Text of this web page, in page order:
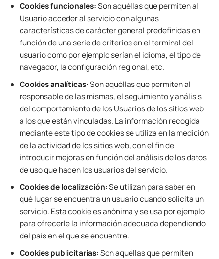
Cookies funcionales:Son aquéllas que permiten al
Usuario acceder al servicio con algunas
características de carácter general predefinidas en
función de una serie de criterios en el terminal del
usuario como por ejemplo serían el idioma, el tipo de
navegador, la configuración regional, etc.
Cookies analíticas:Son aquéllas que permiten al
responsable de las mismas, el seguimiento y análisis
del comportamiento de los Usuarios de los sitios web
a los que están vinculadas. La información recogida
mediante este tipo de cookies se utiliza en la medición
de la actividad de los sitios web, con el fin de
introducir mejoras en función del análisis de los datos
de uso que hacen los usuarios del servicio.
Cookies de localización:Se utilizan para saber en
qué lugar se encuentra un usuario cuando solicita un
servicio. Esta cookie es anónima y se usa por ejemplo
para ofrecerle la información adecuada dependiendo
del país en el que se encuentre.
Cookies publicitarias:Son aquéllas que permiten